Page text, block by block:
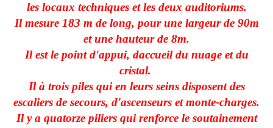
les locaux techniques et les deux auditoriums.
Il mesure 183 m de long, pour une largeur de 90m
et une hauteur de 8m.
Il est le point d'appui, daccueil du nuage et du
cristal.
Il à trois piles qui en leurs seins disposent des
escaliers de secours, d'ascenseurs et monte-charges.
Il y a quatorze piliers qui renforce le soutainement